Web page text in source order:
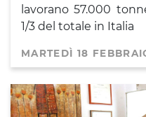
lavorano 57.000
1/3 del totale in Italia
MARTEDÌ 18